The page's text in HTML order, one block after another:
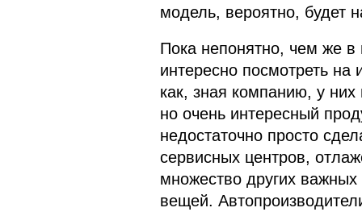
модель, вероятно, будет
Пока непонятно, чем же в
интересно посмотреть на
как, зная компанию, у
но очень интересный
недостаточно просто
сервисных центров,
множество других
вещей.